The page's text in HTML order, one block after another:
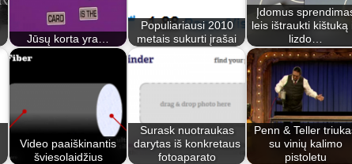
Jūsų korta yra…
Populiariausi 2010
metais sukurti įrašai
Įdomus
leis ištraukti kištuką
lizdo…
Video paaiškinantis
šviesolaidžius
Surask nuotraukas
darytas iš konkretaus
fotoaparato
Penn & Teller
su vinių kalimo
pistoletu